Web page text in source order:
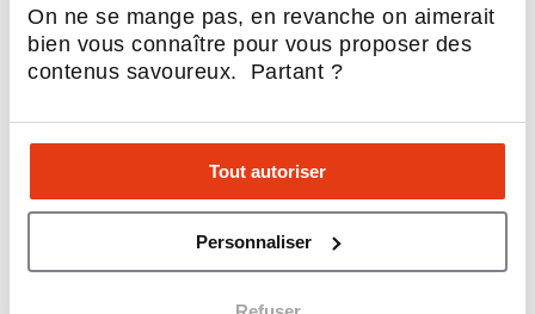
On ne se mange pas, en revanche on aimerait
bien vous connaître pour vous proposer des
contenus savoureux. Partant ?
Tout autoriser
Personnaliser
7 AOÛT 2026
« Notre métier n’est pas de vendre du digital. Notre ...
5 Min. Actualités